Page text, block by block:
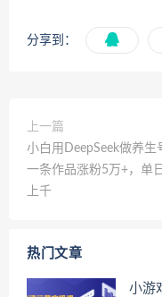
分享到：
上一篇
小白用DeepSeek做养生
一条作品涨粉5万+，单
上千
热门文章
小游